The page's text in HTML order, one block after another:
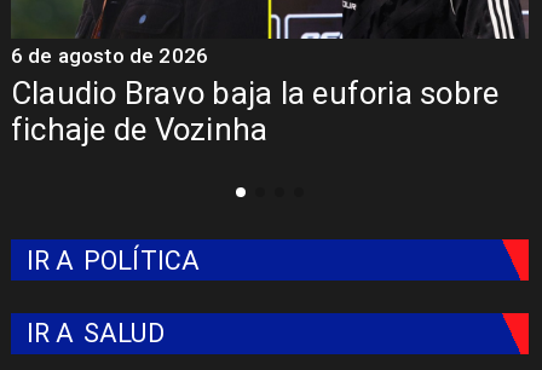
Claudio Bravo baja la euforia sobre
fichaje de Vozinha
6 de agosto de 2026
IR A POLÍTICA
IR A SALUD